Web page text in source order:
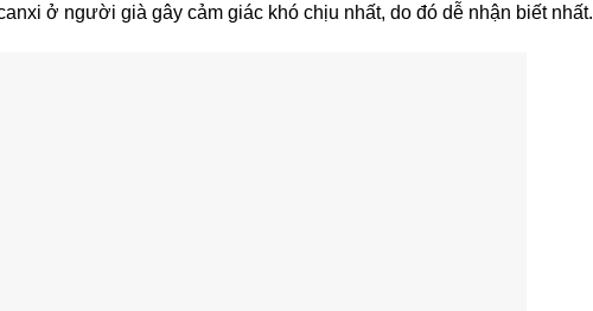
ở người già gây cảm giác khó chịu nhất, do đó dễ nhận biết nhất.